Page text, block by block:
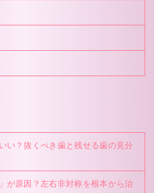
い？抜くべき歯と残せる歯の見分
が原因？左右非対称を根本から治